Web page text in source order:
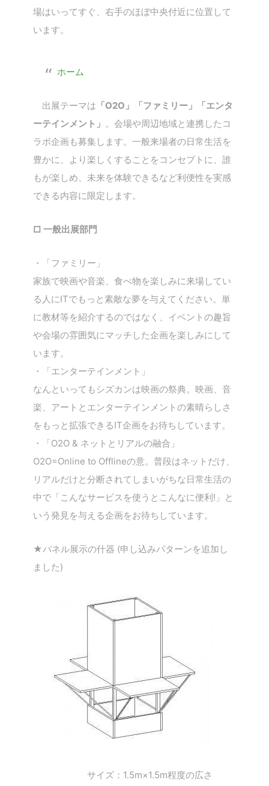
場はいってすぐ、右手のほぼ中央付近に位置して
います。
ホーム
出展テーマは 「O2O」「ファミリー」「エンタ
ーテインメント」 。会場や周辺地域と連携したコ
ラボ企画も募集します。一般来場者の日常生活を
豊かに、より楽しくすることをコンセプトに、誰
もが楽しめ、未来を体験できるなど利便性を実感
できる内容に限定します。
□ 一般出展部門
・「ファミリー」
家族で映画や音楽、食べ物を楽しみに来場してい
る人にITでもっと素敵な夢を与えてください。単
に教材等を紹介するのではなく、イベントの趣旨
や会場の雰囲気にマッチした企画を楽しみにして
います。
・「エンターテインメント」
なんといってもシズカンは映画の祭典。映画、音
楽、アートとエンターテインメントの素晴らしさ
をもっと拡張できるIT企画をお待ちしています。
・「O2O & ネットとリアルの融合」
O2O=Online to Offlineの意。普段はネットだけ、
リアルだけと分断されてしまいがちな日常生活の
中で「こんなサービスを使うとこんなに便利!」と
いう発見を与える企画をお待ちしています。
★パネル展示の什器 (申し込みパターンを追加し
ました)
サイズ：1.5m×1.5m程度の広さ